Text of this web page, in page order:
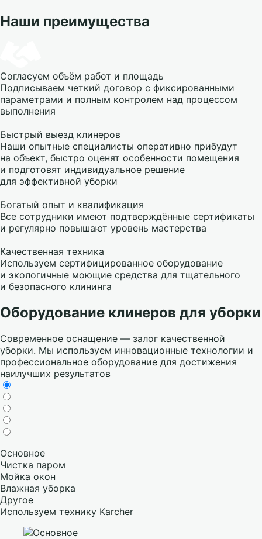
Наши преимущества
Согласуем объём работ и площадь
Подписываем четкий договор с фиксированными
параметрами и полным контролем над процессом
выполнения
Быстрый выезд клинеров
Наши опытные специалисты оперативно прибудут
на объект, быстро оценят особенности помещения
и подготовят индивидуальное решение
для эффективной уборки
Богатый опыт и квалификация
Все сотрудники имеют подтверждённые сертификаты
и регулярно повышают уровень мастерства
Качественная техника
Используем сертифицированное оборудование
и экологичные моющие средства для тщательного
и безопасного клининга
Оборудование клинеров для уборки
Современное оснащение — залог качественной
уборки. Мы используем инновационные технологии и
профессиональное оборудование для достижения
наилучших результатов
Основное
Чистка паром
Мойка окон
Влажная уборка
Другое
Используем технику Karcher